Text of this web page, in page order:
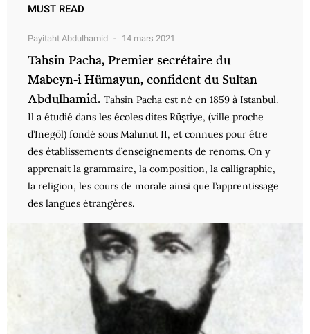
MUST READ
Payitaht Abdulhamid 14 mars 2021
Tahsin Pacha, Premier secrétaire du
Mabeyn-i Hümayun, confident du Sultan
Abdulhamid. Tahsin Pacha est né en 1859 à Istanbul.
Il a étudié dans les écoles dites Rüştiye, (ville proche
d’Inegöl) fondé sous Mahmut II, et connues pour être
des établissements d’enseignements de renoms. On y
apprenait la grammaire, la composition, la calligraphie,
la religion, les cours de morale ainsi que l’apprentissage
des langues étrangères.